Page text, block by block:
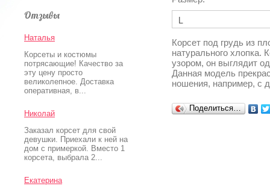
Отзывы
Наталья
Корсеты и костюмы
потрясающие! Качество за
эту цену просто
великолепное. Доставка
оперативная, в...
Николай
Заказал корсет для свой
девушки. Приехали к ней на
дом с примеркой. Вместо 1
корсета, выбрала 2...
Екатерина
Корсет под грудь из
натурального хлопка.
узором, он выглядит
Данная модель
ношения, например, с
Поделиться…